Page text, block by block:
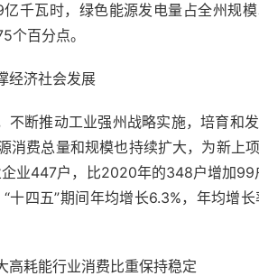
千瓦时，绿色能源发电量占全州规
个百分点。
经济社会发展
不断推动工业强州战略实施，培育和
消费总量和规模也持续扩大，为新上
业447户，比2020年的348户增加
四五”期间年均增长6.3%，年均增
高耗能行业消费比重保持稳定